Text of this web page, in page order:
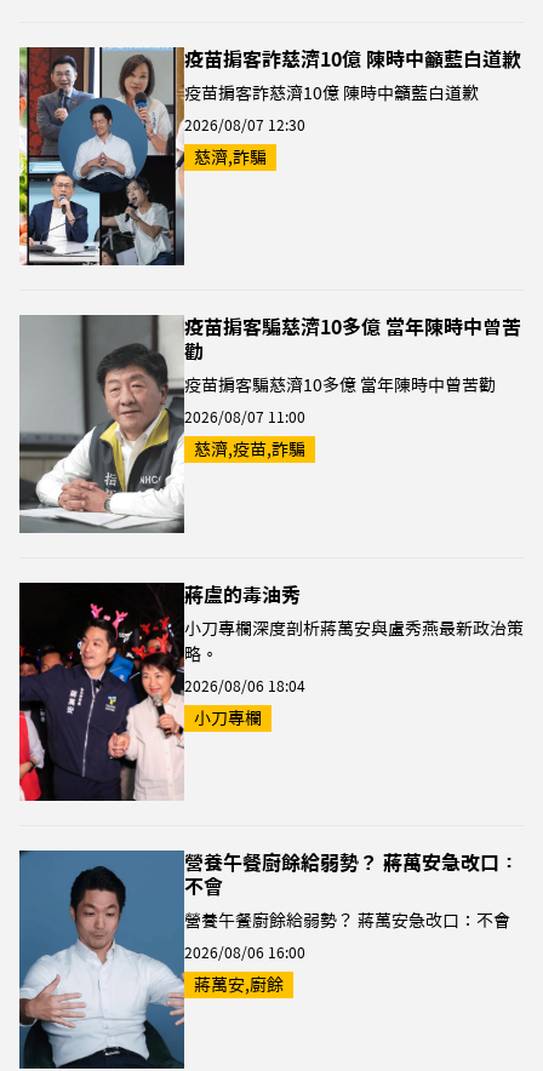
疫苗掮客詐慈濟10億 陳時中籲藍白道歉
疫苗掮客詐慈濟10億 陳時中籲藍白道歉
2026/08/07 12:30
慈濟,詐騙
疫苗掮客騙慈濟10多億 當年陳時中曾苦
勸
疫苗掮客騙慈濟10多億 當年陳時中曾苦勸
2026/08/07 11:00
慈濟,疫苗,詐騙
蔣盧的毒油秀
小刀專欄深度剖析蔣萬安與盧秀燕最新政治策
略。
2026/08/06 18:04
小刀專欄
營養午餐廚餘給弱勢？ 蔣萬安急改口：
不會
營養午餐廚餘給弱勢？ 蔣萬安急改口：不會
2026/08/06 16:00
蔣萬安,廚餘